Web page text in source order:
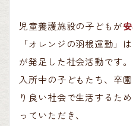
児童養護施設の子どもが
「オレンジの羽根運動」
が発足した社会活動です。
入所中の子どもたち、卒
り良い社会で生活するた
っていただき、